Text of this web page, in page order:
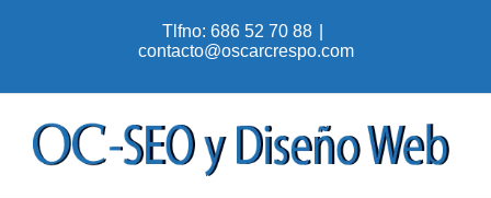
Tlfno: 686 52 70 88
contacto@oscarcrespo.com